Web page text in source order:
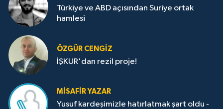
Türkiye ve ABD açısından Suriye ortak
hamlesi
ÖZGÜR CENGIZ
İŞKUR'dan rezil proje!
MISAFIR YAZAR
Yusuf kardeşimizle hatırlatmak şart oldu -